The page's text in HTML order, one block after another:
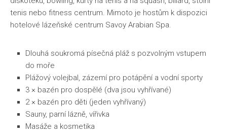
tenis nebo fitness centrum. Mimoto je hostům k dispozici
hotelové lázeňské centrum Savoy Arabian Spa.
Dlouhá soukromá písečná pláž s pozvolným vstupem
do moře
Plážový volejbal, zázemí pro potápění a vodní sporty
3 × bazén pro dospělé (dva jsou vyhřívané)
2 × bazén pro děti (jeden vyhřívaný)
Sauny, parní lázně, vířivka
Masáže a kosmetika